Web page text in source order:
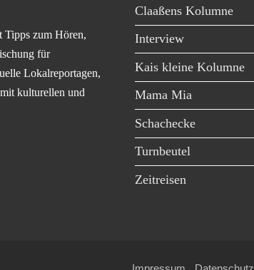
Tipps zum Hören,
für
Lokalreportagen,
kulturellen und
Claaßens Kolumne
Interview
Kais kleine Kolumne
Mama Mia
Schachecke
Turnbeutel
Zeitreisen